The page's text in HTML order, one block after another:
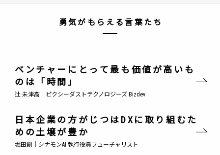
勇気がもらえる言葉たち
ベンチャーにとって最も価値が高いも
のは「時間」
辻 未津高｜ピクシーダストテクノロジーズ Bizdev
日本企業の方がじつはDXに取り組むた
めの土壌が豊か
堀田創｜シナモンAI 執行役員フューチャリスト